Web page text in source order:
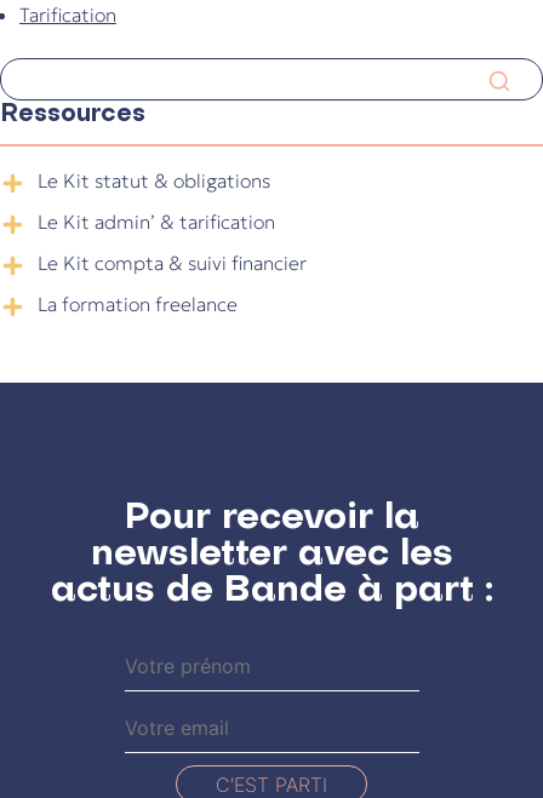
Tarification
Ressources
Le Kit statut & obligations
Le Kit admin’ & tarification
Le Kit compta & suivi financier
La formation freelance
Pour recevoir la
newsletter avec les
actus de Bande à part :
C'EST PARTI